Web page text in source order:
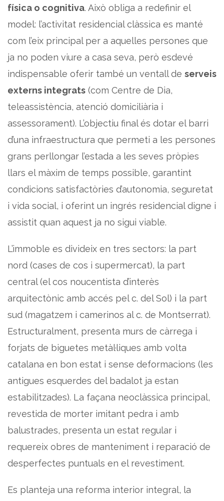
física o cognitiva. Això obliga a redefinir el
model: l’activitat residencial clàssica es manté
com l’eix principal per a aquelles persones que
ja no poden viure a casa seva, però esdevé
indispensable oferir també un ventall de serveis
externs integrats (com Centre de Dia,
teleassistència, atenció domiciliària i
assessorament). L’objectiu final és dotar el barri
d’una infraestructura que permeti a les persones
grans perllongar l’estada a les seves pròpies
llars el màxim de temps possible, garantint
condicions satisfactòries d’autonomia, seguretat
i vida social, i oferint un ingrés residencial digne i
assistit quan aquest ja no sigui viable.
L’immoble es divideix en tres sectors: la part
nord (cases de cos i supermercat), la part
central (el cos noucentista d’interès
arquitectònic amb accés pel c. del Sol) i la part
sud (magatzem i camerinos al c. de Montserrat).
Estructuralment, presenta murs de càrrega i
forjats de biguetes metàl·liques amb volta
catalana en bon estat i sense deformacions (les
antigues esquerdes del badalot ja estan
estabilitzades). La façana neoclàssica principal,
revestida de morter imitant pedra i amb
balustrades, presenta un estat regular i
requereix obres de manteniment i reparació de
desperfectes puntuals en el revestiment.
Es planteja una reforma interior integral, la